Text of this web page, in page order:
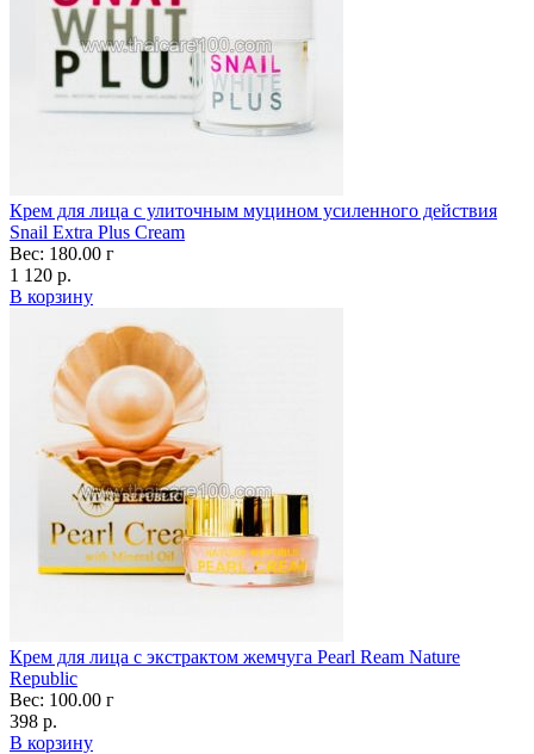
Крем для лица с улиточным муцином усиленного действия
Snail Extra Plus Cream
Вес: 180.00 г
1 120 р.
В корзину
Крем для лица с экстрактом жемчуга Pearl Ream Nature
Republic
Вес: 100.00 г
398 р.
В корзину